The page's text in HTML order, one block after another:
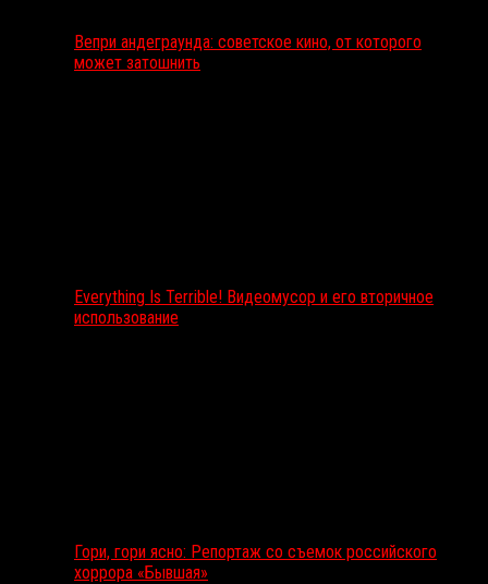
Вепри андеграунда: советское кино, от которого
может затошнить
Everything Is Terrible! Видеомусор и его вторичное
использование
Гори, гори ясно: Репортаж со съемок российского
хоррора «Бывшая»